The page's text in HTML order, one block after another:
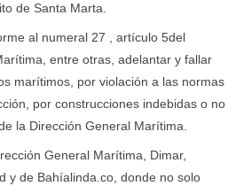
de Santa Marta.
al numeral 27 , artículo 5del
entre otras, adelantar y fallar
marítimos, por violación a las normas
por construcciones indebidas o no
la Dirección General Marítima.
General Marítima, Dimar,
y de Bahíalinda.co, donde no solo